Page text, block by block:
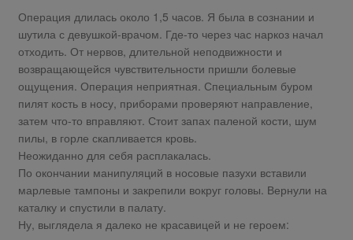
Операция длилась около 1,5 часов. Я была в сознании и
шутила с девушкой-врачом. Где-то через час наркоз начал
отходить. От нервов, длительной неподвижности и
возвращающейся чувствительности пришли болевые
ощущения. Операция неприятная. Специальным буром
пилят кость в носу, приборами проверяют направление,
затем что-то вправляют. Стоит запах паленой кости, шум
пилы, в горле скапливается кровь.
Неожиданно для себя расплакалась.
По окончании манипуляций в носовые пазухи вставили
марлевые тампоны и закрепили вокруг головы. Вернули на
каталку и спустили в палату.
Ну, выглядела я далеко не красавицей и не героем: